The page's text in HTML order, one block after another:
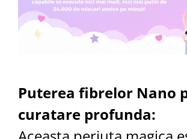
Puterea fibrelor Nano
curatare profunda: